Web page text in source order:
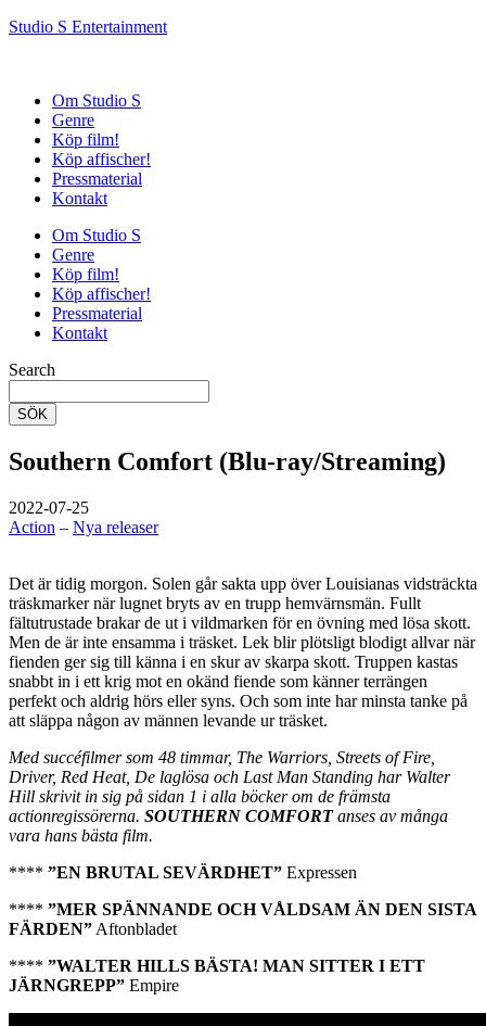
Studio S Entertainment
Om Studio S
Genre
Köp film!
Köp affischer!
Pressmaterial
Kontakt
Om Studio S
Genre
Köp film!
Köp affischer!
Pressmaterial
Kontakt
Search
SÖK
Southern Comfort (Blu-ray/Streaming)
2022-07-25
Action – Nya releaser
Det är tidig morgon. Solen går sakta upp över Louisianas vidsträckta
träskmarker när lugnet bryts av en trupp hemvärnsmän. Fullt
fältutrustade brakar de ut i vildmarken för en övning med lösa skott.
Men de är inte ensamma i träsket. Lek blir plötsligt blodigt allvar när
fienden ger sig till känna i en skur av skarpa skott. Truppen kastas
snabbt in i ett krig mot en okänd fiende som känner terrängen
perfekt och aldrig hörs eller syns. Och som inte har minsta tanke på
att släppa någon av männen levande ur träsket.
Med succéfilmer som 48 timmar, The Warriors, Streets of Fire,
Driver, Red Heat, De laglösa och Last Man Standing har Walter
Hill skrivit in sig på sidan 1 i alla böcker om de främsta
actionregissörerna. SOUTHERN COMFORTanses av många
vara hans bästa film.
**** ”EN BRUTAL SEVÄRDHET” Expressen
**** ”MER SPÄNNANDE OCH VÅLDSAM ÄN DEN SISTA
FÄRDEN” Aftonbladet
**** ”WALTER HILLS BÄSTA! MAN SITTER I ETT
JÄRNGREPP” Empire